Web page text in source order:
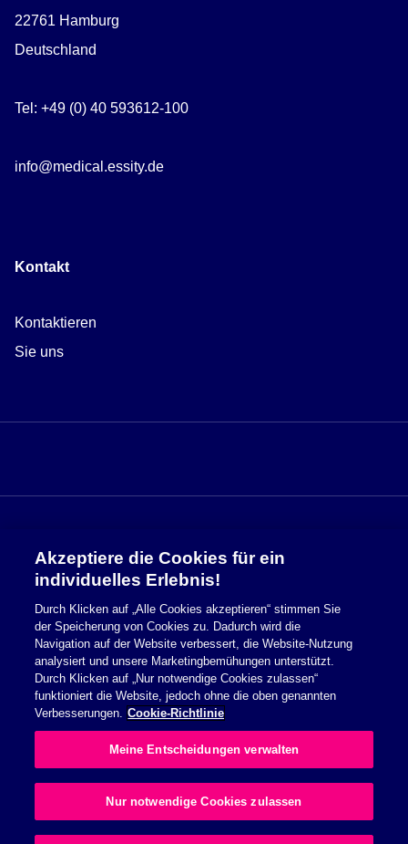
22761 Hamburg
Deutschland
Tel: +49 (0) 40 593612-100
info@medical.essity.de
Kontakt
Kontaktieren
Sie uns
Sicherheitsinformationen
Nutzungsbedingungen
Cookie Richtlinie
Datenschutzerklärung
Impressum
Akzeptiere die Cookies für ein
individuelles Erlebnis!
Durch Klicken auf „Alle Cookies akzeptieren“ stimmen Sie
der Speicherung von Cookies zu. Dadurch wird die
Navigation auf der Website verbessert, die Website-Nutzung
analysiert und unsere Marketingbemühungen unterstützt.
Durch Klicken auf „Nur notwendige Cookies zulassen“
funktioniert die Website, jedoch ohne die oben genannten
Verbesserungen. Cookie-Richtlinie
Meine Entscheidungen verwalten
Nur notwendige Cookies zulassen